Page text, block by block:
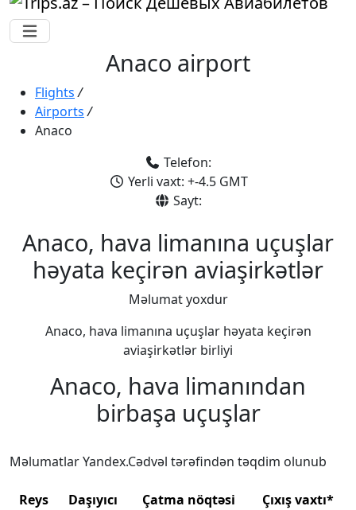
Anaco airport
Flights /
Airports /
Anaco
Telefon:
Yerli vaxt: +-4.5 GMT
Sayt:
Anaco, hava limanına uçuşlar
həyata keçirən aviaşirkətlər
Məlumat yoxdur
Anaco, hava limanına uçuşlar həyata keçirən
aviaşirkətlər birliyi
Anaco, hava limanından
birbaşa uçuşlar
Məlumatlar Yandex.Cədvəl tərəfindən təqdim olunub
Reys Daşıyıcı Çatma nöqtəsi Çıxış vaxtı*